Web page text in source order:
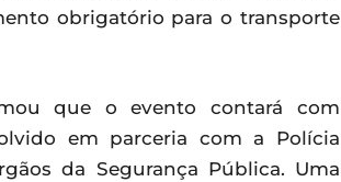
obrigatório para o transporte
que o evento contará com
em parceria com a Polícia
da Segurança Pública. Uma